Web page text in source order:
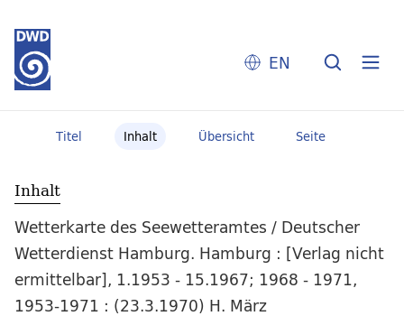
EN
Titel Inhalt Übersicht Seite
Inhalt
Wetterkarte des Seewetteramtes / Deutscher
Wetterdienst Hamburg. Hamburg : [Verlag nicht
ermittelbar], 1.1953 - 15.1967; 1968 - 1971,
1953-1971 : (23.3.1970) H. März